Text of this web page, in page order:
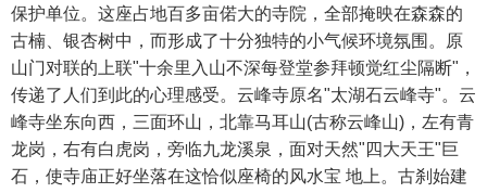
保护单位。这座占地百多亩偌大的寺院，全部掩映在森森的
古楠、银杏树中，而形成了十分独特的小气候环境氛围。原
山门对联的上联"十余里入山不深每登堂参拜顿觉红尘隔断"，
传递了人们到此的心理感受。云峰寺原名"太湖石云峰寺"。云
峰寺坐东向西，三面环山，北靠马耳山(古称云峰山)，左有青
龙岗，右有白虎岗，旁临九龙溪泉，面对天然"四大天王"巨
石，使寺庙正好坐落在这恰似座椅的风水宝 地上。古刹始建